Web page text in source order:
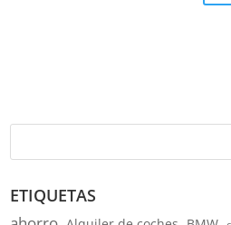
ETIQUETAS